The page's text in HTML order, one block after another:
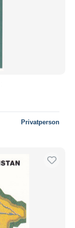
Privatperson